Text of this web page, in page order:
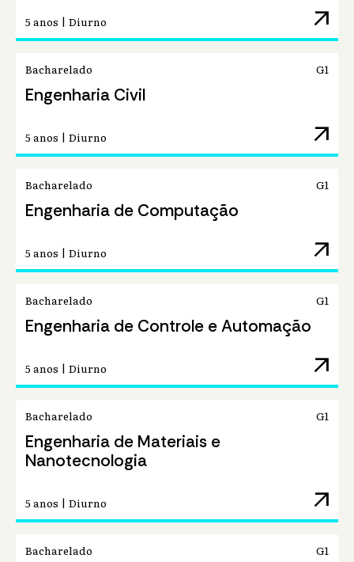
5 anos | Diurno arrow_outward
Bacharelado G1
Engenharia Civil
5 anos | Diurno arrow_outward
Bacharelado G1
Engenharia de Computação
5 anos | Diurno arrow_outward
Bacharelado G1
Engenharia de Controle e Automação
5 anos | Diurno arrow_outward
Bacharelado G1
Engenharia de Materiais e
Nanotecnologia
5 anos | Diurno arrow_outward
Bacharelado G1